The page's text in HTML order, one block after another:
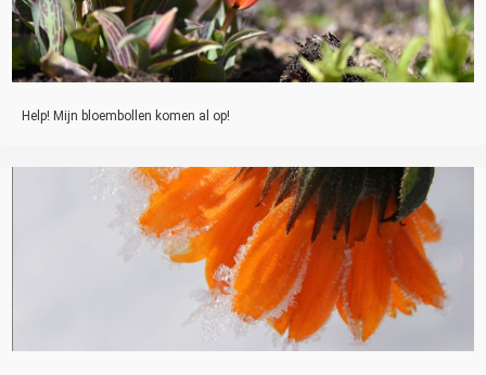
Help! Mijn bloembollen komen al op!